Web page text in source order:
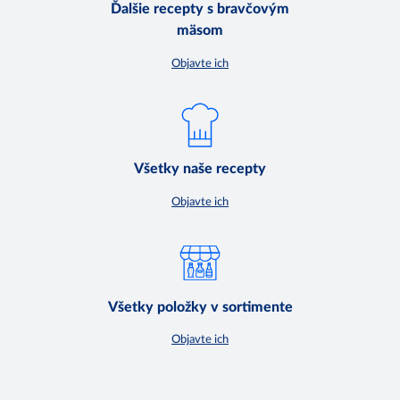
Ďalšie recepty s bravčovým
mäsom
Objavte ich
Všetky naše recepty
Objavte ich
Všetky položky v sortimente
Objavte ich